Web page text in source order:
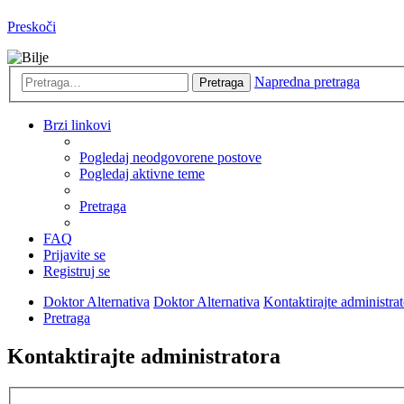
Preskoči
Pretraga Napredna pretraga
Brzi linkovi
Pogledaj neodgovorene postove
Pogledaj aktivne teme
Pretraga
FAQ
Prijavite se
Registruj se
Doktor Alternativa Doktor Alternativa Kontaktirajte
Pretraga
Kontaktirajte administratora